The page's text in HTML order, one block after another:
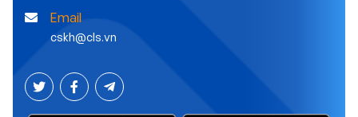
Email
cskh@cls.vn